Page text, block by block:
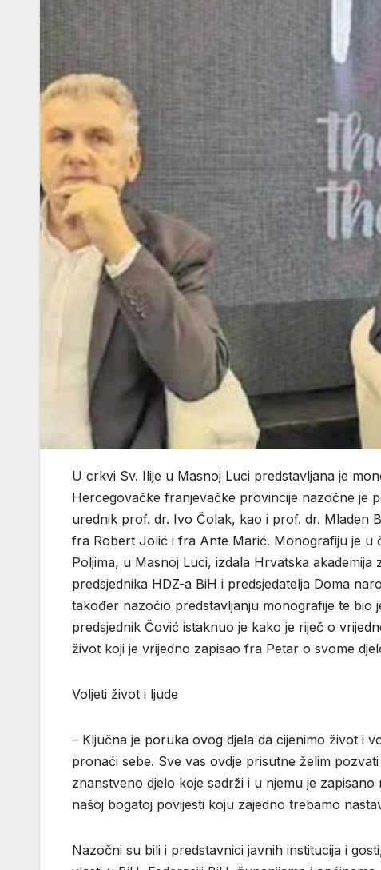
U crkvi Sv. Ilije u Masnoj Luci predstavljana je
Hercegovačke franjevačke provincije nazočne je
urednik prof. dr. Ivo Čolak, kao i prof. dr. Mladen
fra Robert Jolić i fra Ante Marić. Monografiju je u
Poljima, u Masnoj Luci, izdala Hrvatska
predsjednika HDZ-a BiH i predsjedatelja Doma
također nazočio predstavljanju monografije te bio
predsjednik Čović istaknuo je kako je riječ o
život koji je vrijedno zapisao fra Petar o svome
Voljeti život i ljude
– Ključna je poruka ovog djela da cijenimo život i
pronaći sebe. Sve vas ovdje prisutne želim
znanstveno djelo koje sadrži i u njemu je
našoj bogatoj povijesti koju zajedno trebamo
Nazočni su bili i predstavnici javnih institucija i